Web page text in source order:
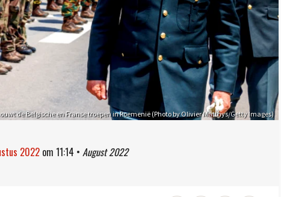
de Belgische en Franse troepen in Roemenië (Photo by Olivier Matthys/Getty Images)
2022 om 11:14 • August 2022